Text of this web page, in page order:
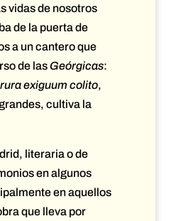
vidas de nosotros
de la puerta de
a un cantero que
de lasGeórgicas:
exiguum colito,
cultiva la
literaria o de
en algunos
en aquellos
que lleva por